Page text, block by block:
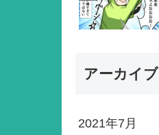
アーカイブ
2021年7月